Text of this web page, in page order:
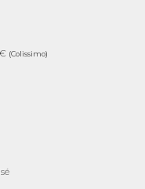
(Colissimo)